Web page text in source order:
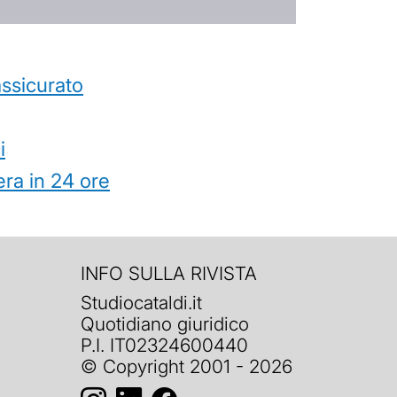
in 24 ore
INFO SULLA RIVISTA
Studiocataldi.it
Quotidiano giuridico
P.I. IT02324600440
© Copyright 2001 - 2026